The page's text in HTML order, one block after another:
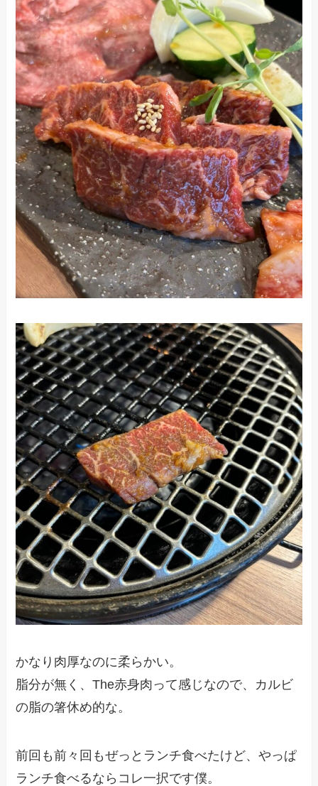
かなり肉厚なのに柔らかい。
脂分が無く、The赤身肉って感じなので、カルビ
の脂の箸休め的な。
前回も前々回もぜっとランチ食べたけど、やっぱ
ランチ食べるならコレ一択です僕。